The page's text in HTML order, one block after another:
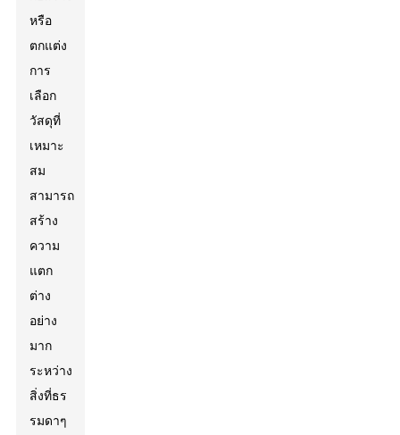
หรือ
ตกแต่ง
การ
เลือก
วัสดุที่
เหมาะ
สม
สามารถ
สร้าง
ความ
แตก
ต่าง
อย่าง
มาก
ระหว่าง
สิ่งที่ธร
รมดาๆ